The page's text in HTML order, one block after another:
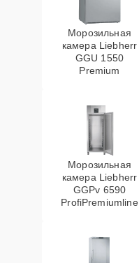
Морозильная
камера Liebherr
GGU 1550
Premium
Морозильная
камера Liebherr
GGPv 6590
ProfiPremiumline